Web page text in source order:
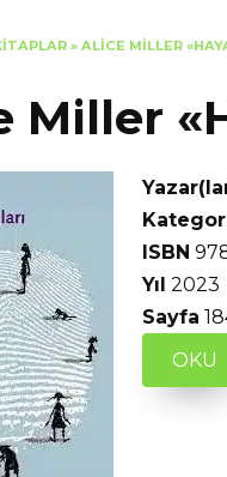
» ALICE MILLER
Miller
ISBN
Yıl 2023
Sayfa
OKU